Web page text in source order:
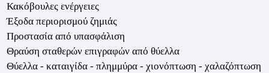
Κακόβουλες ενέργειες
Έξοδα περιορισμού ζημιάς
Προστασία από υπασφάλιση
Θραύση σταθερών επιγραφών από θύελλα
Θύελλα - καταιγίδα - πλημμύρα - χιονόπτωση - χαλαζόπτωση